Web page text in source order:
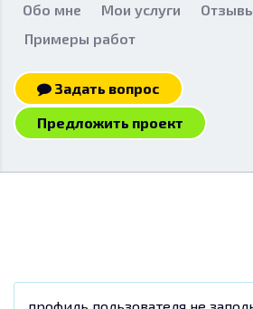
Обо мне Мои услуги
Примеры работ
Задать вопрос
Предложить проект